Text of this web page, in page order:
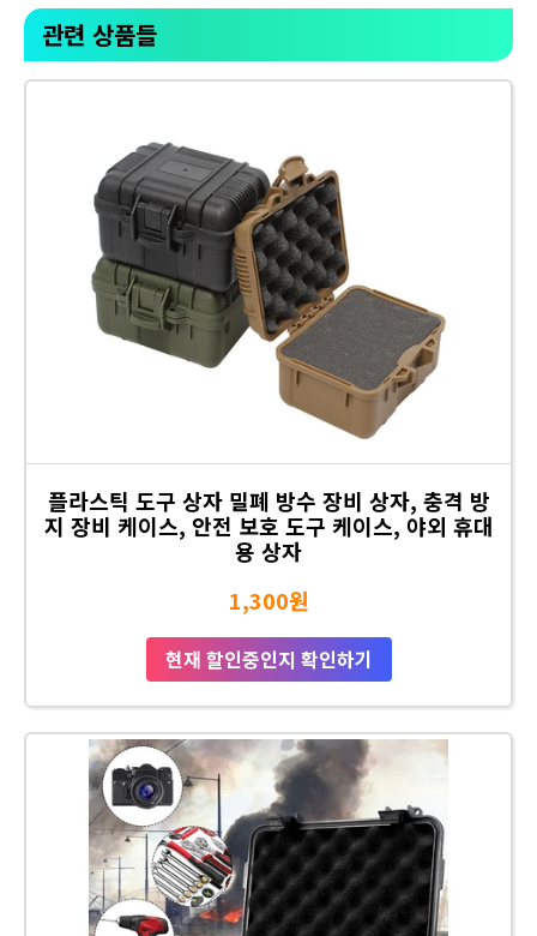
관련 상품들
플라스틱 도구 상자 밀폐 방수 장비 상자, 충격 방
지 장비 케이스, 안전 보호 도구 케이스, 야외 휴대
용 상자
1,300원
현재 할인중인지 확인하기